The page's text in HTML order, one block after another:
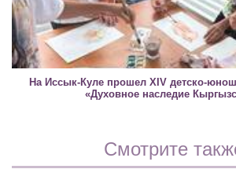
На Иссык-Куле прошел XIV детско-
«Духовное наследие
Смотрите